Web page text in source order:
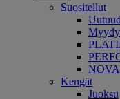
Suositellut
Kengät
Juoksu